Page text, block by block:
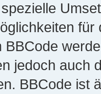
BBCode
jedoch auch
BBCode ist